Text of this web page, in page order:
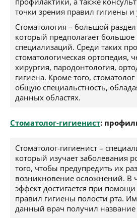
точки зрения правил гигиены и
Стоматология – большой
который предполагает большое
специализаций. Среди таких
стоматологическая ортопедия,
хирургия, пародонтология,
гигиена. Кроме того,
общую специальстность,
данных областях.
Стоматолог-гигиенист:
Стоматолог-гигиенист –
который изучает заболевания
того, чтобы предупредить их
возникновение осложнений. В
эффект достигается при
правил гигиены полости рта.
данный врач получил название